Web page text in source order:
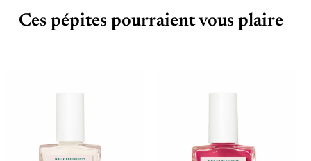
Ces pépites pourraient vous plaire